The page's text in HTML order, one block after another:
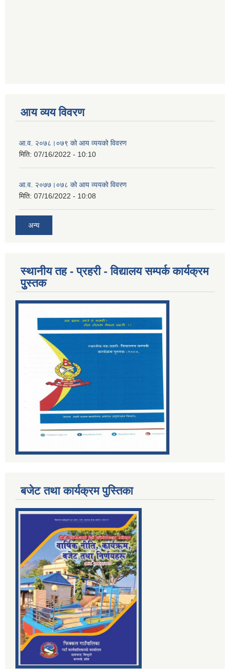
आय व्यय विवरण
आ.व. २०७८।०७९ को आय व्ययको विवरण
मिति: 07/16/2022 - 10:10
आ.व. २०७७।०७८ को आय व्ययको विवरण
मिति: 07/16/2022 - 10:08
अन्य
स्थानीय तह - प्रहरी - विद्यालय सम्पर्क कार्यक्रम
पुुस्तक
बजेट तथा कार्यक्रम पुस्तिका